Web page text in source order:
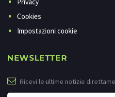
Cookies
Impostazioni cookie
NEWSLETTER
Ricevi le ultime notizie